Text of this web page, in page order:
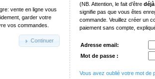
vente en ligne vous
garder votre
vos commandes.
Continuer
(NB. Attention, le fait d’être
signifie pas que vous êtes
commande. Veuillez créer un
paiement sans compte,
Adresse email:
Mot de passe :
Vous avez oublié votre mot de